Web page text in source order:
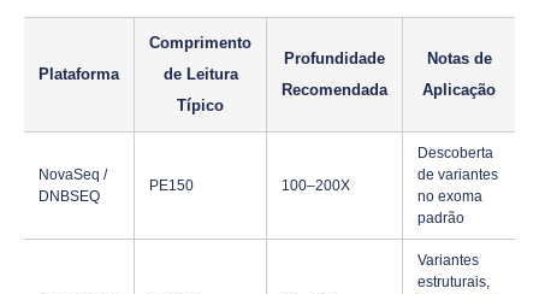
Plataforma
Comprimento
de Leitura
Típico
Profundidade
Recomendada
Notas de
Aplicação
NovaSeq /
DNBSEQ
PE150 100–200X
Descoberta
de variantes
no exoma
padrão
Variantes
estruturais,